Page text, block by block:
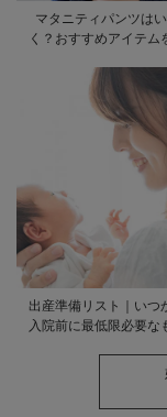
マタニティパンツは
く？おすすめアイテム
出産準備リスト｜いつ
入院前に最低限必要な